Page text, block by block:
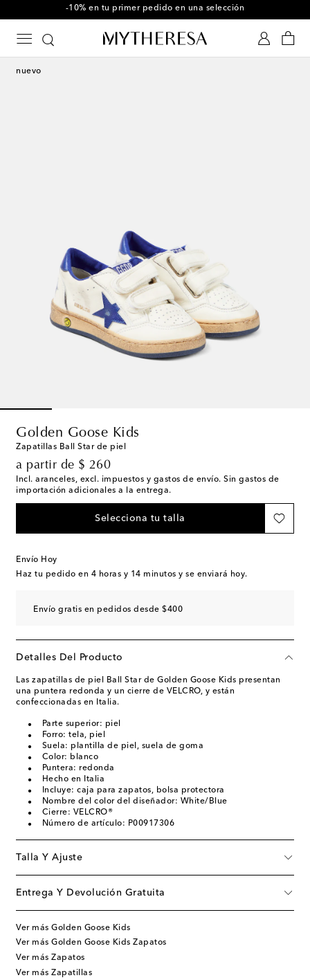
-10% en tu primer pedido en una selección
nuevo
Golden Goose Kids
Zapatillas Ball Star de piel
a partir de $ 260
original price
Incl. aranceles, excl. impuestos y gastos de envío. Sin gastos de
importación adicionales a la entrega.
Selecciona tu talla
Envío Hoy
Haz tu pedido en 4 horas y 14 minutos y se enviará hoy.
Envío gratis en pedidos desde $400
Detalles Del Producto
Las zapatillas de piel Ball Star de Golden Goose Kids presentan
una puntera redonda y un cierre de VELCRO, y están
confeccionadas en Italia.
Parte superior: piel
Forro: tela, piel
Suela: plantilla de piel, suela de goma
Color: blanco
Puntera: redonda
Hecho en Italia
Incluye: caja para zapatos, bolsa protectora
Nombre del color del diseñador: White/Blue
Cierre: VELCRO®
Número de artículo: P00917306
Talla Y Ajuste
Entrega Y Devolución Gratuita
Ver más Golden Goose Kids
Ver más Golden Goose Kids Zapatos
Ver más Zapatos
Ver más Zapatillas